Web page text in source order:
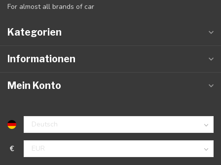
For almost all brands of car
Kategorien
Informationen
Mein Konto
€